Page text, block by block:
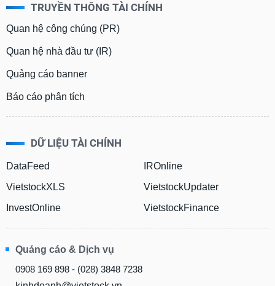
TRUYỀN THÔNG TÀI CHÍNH
Quan hệ công chúng (PR)
Quan hệ nhà đầu tư (IR)
Quảng cáo banner
Báo cáo phân tích
DỮ LIỆU TÀI CHÍNH
DataFeed
VietstockXLS
InvestOnline
IROnline
VietstockUpdater
VietstockFinance
Quảng cáo & Dịch vụ
0908 169 898 - (028) 3848 7238